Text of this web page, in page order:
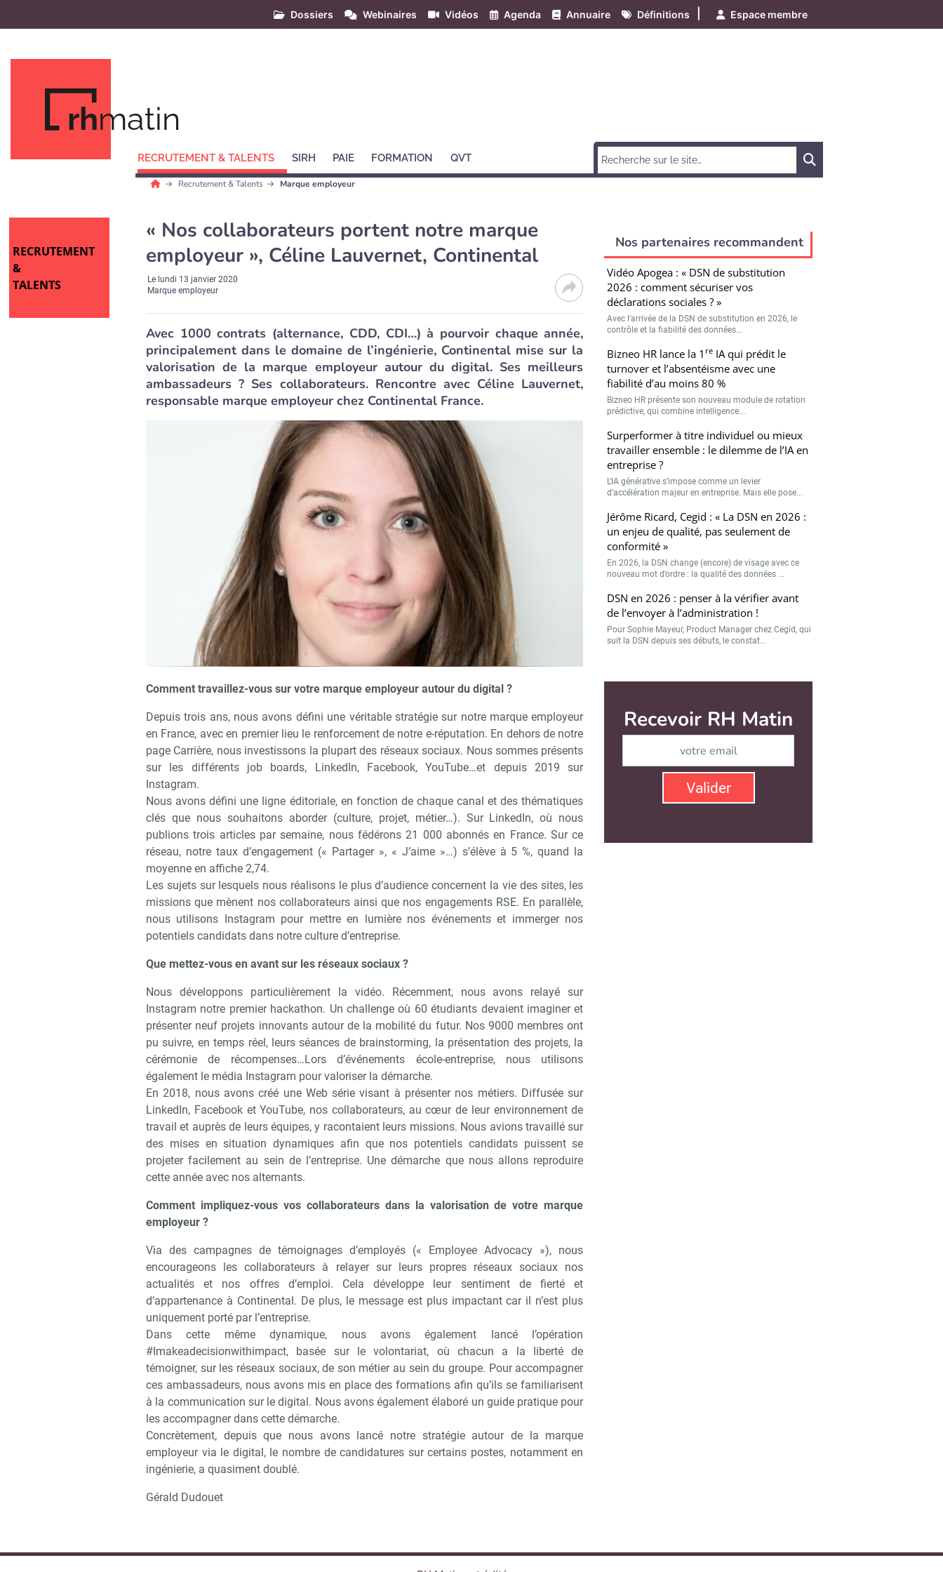
Dossiers Webinaires Vidéos Agenda Annuaire Définitions Espace membre
rhmatin
RECRUTEMENT & TALENTS SIRH PAIE FORMATION QVT
Recrutement & Talents Marque employeur
RECRUTEMENT
&
TALENTS
« Nos collaborateurs portent notre marque
employeur », Céline Lauvernet, Continental
Le lundi 13 janvier 2020
Marque employeur
Avec 1000 contrats (alternance, CDD, CDI…) à pourvoir chaque année,
principalement dans le domaine de l’ingénierie, Continental mise sur la
valorisation de la marque employeur autour du digital. Ses meilleurs
ambassadeurs ? Ses collaborateurs. Rencontre avec Céline Lauvernet,
responsable marque employeur chez Continental France.
Comment travaillez-vous sur votre marque employeur autour du digital ?
Depuis trois ans, nous avons défini une véritable stratégie sur notre marque employeur
en France, avec en premier lieu le renforcement de notre e-réputation. En dehors de notre
page Carrière, nous investissons la plupart des réseaux sociaux. Nous sommes présents
sur les différents job boards, LinkedIn, Facebook, YouTube…et depuis 2019 sur
Instagram.
Nous avons défini une ligne éditoriale, en fonction de chaque canal et des thématiques
clés que nous souhaitons aborder (culture, projet, métier…). Sur LinkedIn, où nous
publions trois articles par semaine, nous fédérons 21 000 abonnés en France. Sur ce
réseau, notre taux d’engagement (« Partager », « J’aime »…) s’élève à 5 %, quand la
moyenne en affiche 2,74.
Les sujets sur lesquels nous réalisons le plus d’audience concernent la vie des sites, les
missions que mènent nos collaborateurs ainsi que nos engagements RSE. En parallèle,
nous utilisons Instagram pour mettre en lumière nos événements et immerger nos
potentiels candidats dans notre culture d’entreprise.
Que mettez-vous en avant sur les réseaux sociaux ?
Nous développons particulièrement la vidéo. Récemment, nous avons relayé sur
Instagram notre premier hackathon. Un challenge où 60 étudiants devaient imaginer et
présenter neuf projets innovants autour de la mobilité du futur. Nos 9000 membres ont
pu suivre, en temps réel, leurs séances de brainstorming, la présentation des projets, la
cérémonie de récompenses…Lors d’événements école-entreprise, nous utilisons
également le média Instagram pour valoriser la démarche.
En 2018, nous avons créé une Web série visant à présenter nos métiers. Diffusée sur
LinkedIn, Facebook et YouTube, nos collaborateurs, au cœur de leur environnement de
travail et auprès de leurs équipes, y racontaient leurs missions. Nous avions travaillé sur
des mises en situation dynamiques afin que nos potentiels candidats puissent se
projeter facilement au sein de l’entreprise. Une démarche que nous allons reproduire
cette année avec nos alternants.
Comment impliquez-vous vos collaborateurs dans la valorisation de votre marque
employeur ?
Via des campagnes de témoignages d’employés (« Employee Advocacy »), nous
encourageons les collaborateurs à relayer sur leurs propres réseaux sociaux nos
actualités et nos offres d’emploi. Cela développe leur sentiment de fierté et
d’appartenance à Continental. De plus, le message est plus impactant car il n’est plus
uniquement porté par l’entreprise.
Dans cette même dynamique, nous avons également lancé l’opération
#Imakeadecisionwithimpact, basée sur le volontariat, où chacun a la liberté de
témoigner, sur les réseaux sociaux, de son métier au sein du groupe. Pour accompagner
ces ambassadeurs, nous avons mis en place des formations afin qu’ils se familiarisent
à la communication sur le digital. Nous avons également élaboré un guide pratique pour
les accompagner dans cette démarche.
Concrètement, depuis que nous avons lancé notre stratégie autour de la marque
employeur via le digital, le nombre de candidatures sur certains postes, notamment en
ingénierie, a quasiment doublé.
Gérald Dudouet
Nos partenaires recommandent
Vidéo Apogea : « DSN de substitution
2026 : comment sécuriser vos
déclarations sociales ? »
Avec l’arrivée de la DSN de substitution en 2026, le
contrôle et la fiabilité des données...
Bizneo HR lance la 1 reIA qui prédit le
turnover et l’absentéisme avec une
fiabilité d’au moins 80 %
Bizneo HR présente son nouveau module de rotation
prédictive, qui combine intelligence...
Surperformer à titre individuel ou mieux
travailler ensemble : le dilemme de l’IA en
entreprise ?
L’IA générative s’impose comme un levier
d’accélération majeur en entreprise. Mais elle pose...
Jérôme Ricard, Cegid : « La DSN en 2026 :
un enjeu de qualité, pas seulement de
conformité »
En 2026, la DSN change (encore) de visage avec ce
nouveau mot d’ordre : la qualité des données ...
DSN en 2026 : penser à la vérifier avant
de l’envoyer à l’administration !
Pour Sophie Mayeur, Product Manager chez Cegid, qui
suit la DSN depuis ses débuts, le constat...
Recevoir RH Matin Abonnez-vous à notre newsletter
Non merci, je reçois déjà !